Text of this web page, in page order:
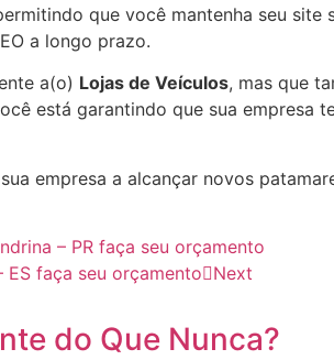
que você mantenha seu site
a longo prazo.
a(o) Lojas de Veículos, mas que
está garantindo que sua empresa
empresa a alcançar novos
– PR faça seu orçamento
faça seu orçamento Next
do Que Nunca?